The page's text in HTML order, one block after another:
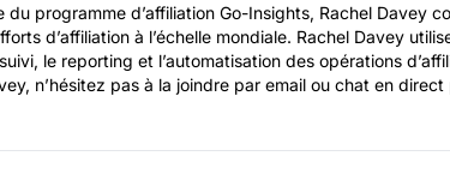
programme d’affiliation Go-Insights, Rachel Davey
d’affiliation à l’échelle mondiale. Rachel Davey
le reporting et l’automatisation des opérations
n’hésitez pas à la joindre par email ou chat en direct